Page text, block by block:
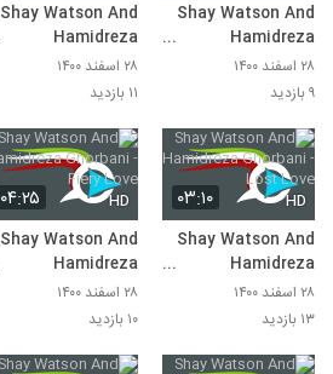
Shay Watson And
Hamidreza
Ghorbani - This Is
Love
۲۸ اسفند ۱۴۰۰
۹ بازدید
Shay Watson And
Hamidreza
Ghorbani - Power
Of Love
۲۸ اسفند ۱۴۰۰
۱۱ بازدید
۰۳:۱۰ HD
Shay Watson And
Hamidreza
Ghorbani - Lost
Love
۲۸ اسفند ۱۴۰۰
۱۳ بازدید
۰۴:۲۵ HD
Shay Watson And
Hamidreza
Ghorbani - Fiery
Love
۲۸ اسفند ۱۴۰۰
۱۰ بازدید